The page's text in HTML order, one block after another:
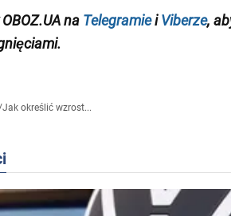
na TelegramieiViberze,
Jak określić wzrost...